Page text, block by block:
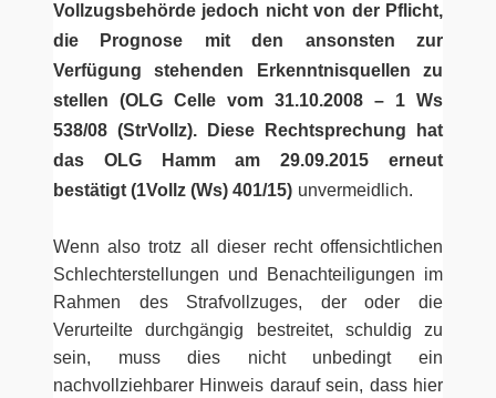
Vollzugsbehörde jedoch nicht von der Pflicht,
die Prognose mit den ansonsten zur
Verfügung stehenden Erkenntnisquellen zu
stellen (OLG Celle vom 31.10.2008 – 1 Ws
538/08 (StrVollz). Diese Rechtsprechung hat
das OLG Hamm am 29.09.2015 erneut
bestätigt (1Vollz (Ws) 401/15) unvermeidlich.
Wenn also trotz all dieser recht offensichtlichen
Schlechterstellungen und Benachteiligungen im
Rahmen des Strafvollzuges, der oder die
Verurteilte durchgängig bestreitet, schuldig zu
sein, muss dies nicht unbedingt ein
nachvollziehbarer Hinweis darauf sein, dass hier